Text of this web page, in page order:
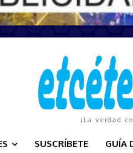
¡La verdad
SUSCRÍBETE GUÍA